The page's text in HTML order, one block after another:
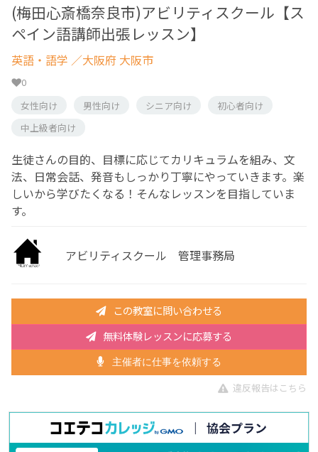
(梅田心斎橋奈良市)アビリティスクール【ス
ペイン語講師出張レッスン】
英語・語学 ／大阪府 大阪市
0
女性向け
男性向け シニア向け
初心者向け
中上級者向け
生徒さんの目的、目標に応じてカリキュラムを組み、文
法、日常会話、発音もしっかり丁寧にやっていきます。楽
しいから学びたくなる！そんなレッスンを目指していま
す。
アビリティスクール 管理事務局
この教室に問い合わせる
無料体験レッスンに応募する
主催者に仕事を依頼する
違反報告はこちら